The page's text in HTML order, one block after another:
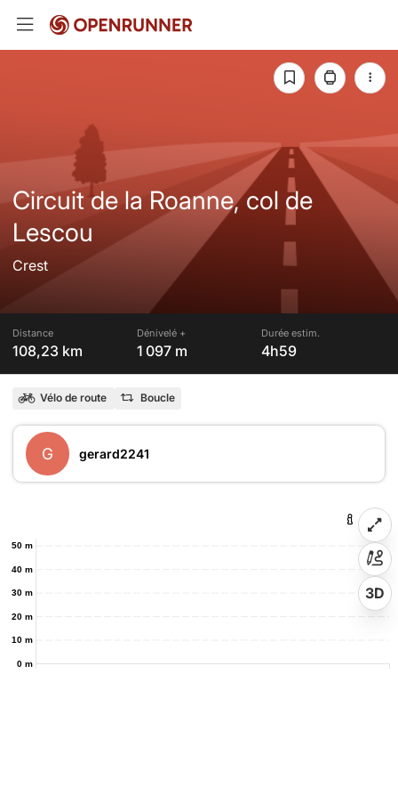
Circuit de la Roanne, col de
Lescou
Crest
Distance
108,23 km
Dénivelé +
1 097 m
Durée estim.
4h59
Vélo de route Boucle
G gerard2241
0 m
10 m
20 m
30 m
40 m
50 m
3D